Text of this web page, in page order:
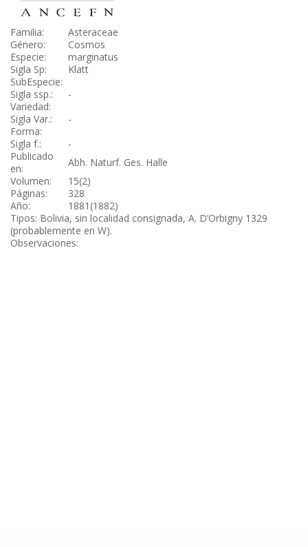
Familia:
Asteraceae
Género:
Cosmos
Especie:
marginatus
Sigla Sp:
Klatt
SubEspecie:
Sigla ssp.:
-
Variedad:
Sigla Var.:
-
Forma:
Sigla f.:
-
Publicado
en:
Abh. Naturf. Ges. Halle
Volumen:
15(2)
Páginas:
328
Año:
1881(1882)
Tipos: Bolivia, sin localidad consignada, A. D’Orbigny 1329
(probablemente en W).
Observaciones: